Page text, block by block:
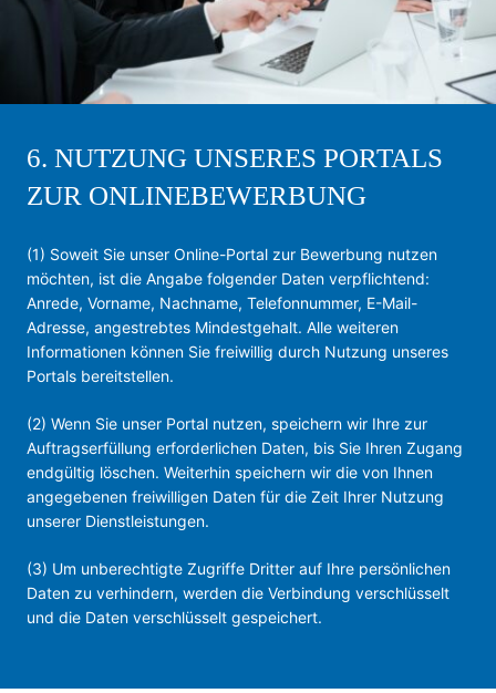
6. NUTZUNG UNSERES PORTALS
ZUR ONLINEBEWERBUNG
(1) Soweit Sie unser Online-Portal zur Bewerbung nutzen
möchten, ist die Angabe folgender Daten verpflichtend:
Anrede, Vorname, Nachname, Telefonnummer, E-Mail-
Adresse, angestrebtes Mindestgehalt. Alle weiteren
Informationen können Sie freiwillig durch Nutzung unseres
Portals bereitstellen.
(2) Wenn Sie unser Portal nutzen, speichern wir Ihre zur
Auftragserfüllung erforderlichen Daten, bis Sie Ihren Zugang
endgültig löschen. Weiterhin speichern wir die von Ihnen
angegebenen freiwilligen Daten für die Zeit Ihrer Nutzung
unserer Dienstleistungen.
(3) Um unberechtigte Zugriffe Dritter auf Ihre persönlichen
Daten zu verhindern, werden die Verbindung verschlüsselt
und die Daten verschlüsselt gespeichert.